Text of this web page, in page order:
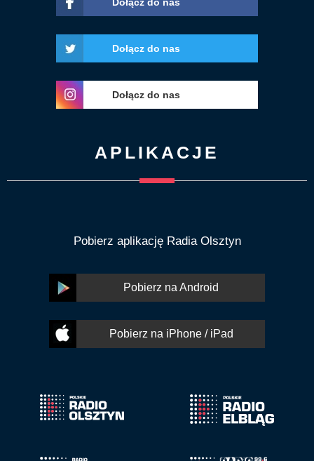
Dołącz do nas
Dołącz do nas
APLIKACJE
Pobierz aplikację Radia Olsztyn
Pobierz na Android
Pobierz na iPhone / iPad